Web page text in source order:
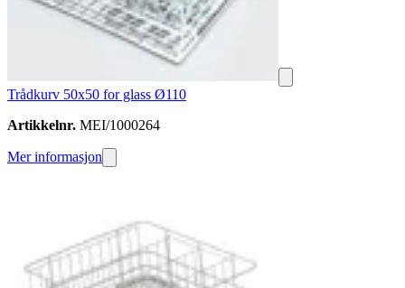
Trådkurv 50x50 for glass Ø110
Artikkelnr. MEI/1000264
Mer informasjon